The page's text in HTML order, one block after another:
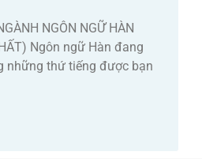
NGÔN NGỮ HÀN
Ngôn ngữ Hàn đang
những thứ tiếng được bạn